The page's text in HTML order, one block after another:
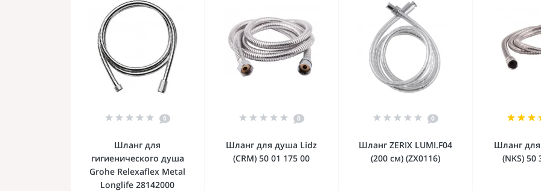
0
Шланг для
гигиенического душа
Grohe Relexaflex Metal
Longlife 28142000
0
Шланг для душа Lidz
(CRM) 50 01 175 00
0
Шланг ZERIX LUMI.F04
(200 см) (ZX0116)
Шланг
(NKS) 50